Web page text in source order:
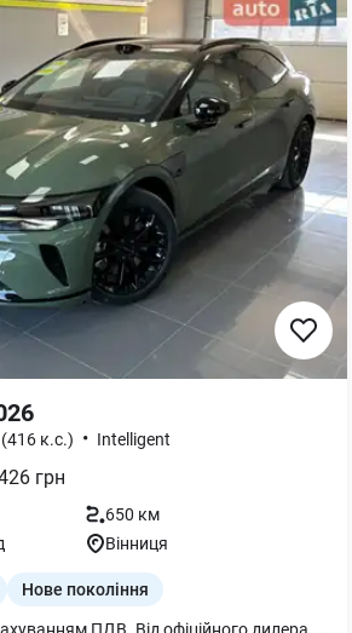
к.с.) • Intelligent
грн
650 км
Вінниця
Нове покоління